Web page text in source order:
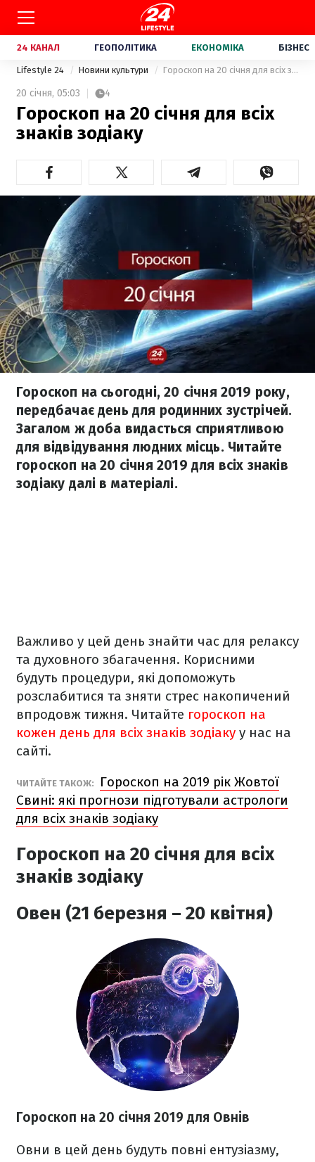
24 КАНАЛ ГЕОПОЛІТИКА ЕКОНОМІКА БІЗНЕС
Lifestyle 24 Новини культури Гороскоп на 20 січня для всіх знаків зодіаку
20 січня, 05:03 4
Гороскоп на 20 січня для всіх
знаків зодіаку
Гороскоп на сьогодні, 20 січня 2019 року,
передбачає день для родинних зустрічей.
Загалом ж доба видасться сприятливою
для відвідування людних місць. Читайте
гороскоп на 20 січня 2019 для всіх знаків
зодіаку далі в матеріалі.
Важливо у цей день знайти час для релаксу
та духовного збагачення. Корисними
будуть процедури, які допоможуть
розслабитися та зняти стрес накопичений
впродовж тижня. Читайте гороскоп на
кожен день для всіх знаків зодіаку у нас на
сайті.
ЧИТАЙТЕ ТАКОЖ:
Гороскоп на 2019 рік Жовтої
Свині: які прогнози підготували астрологи
для всіх знаків зодіаку
Гороскоп на 20 січня для всіх
знаків зодіаку
Овен (21 березня – 20 квітня)
Гороскоп на 20 січня 2019 для Овнів
Овни в цей день будуть повні ентузіазму,